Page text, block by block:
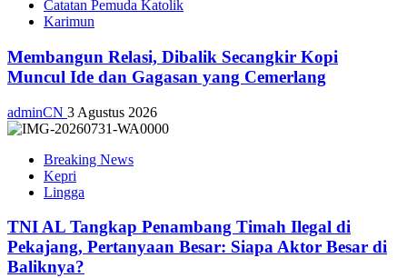
Catatan Pemuda Katolik
Karimun
Membangun Relasi, Dibalik Secangkir Kopi
Muncul Ide dan Gagasan yang Cemerlang
adminCN 3 Agustus 2026
Breaking News
Kepri
Lingga
TNI AL Tangkap Penambang Timah Ilegal di
Pekajang, Pertanyaan Besar: Siapa Aktor Besar di
Baliknya?